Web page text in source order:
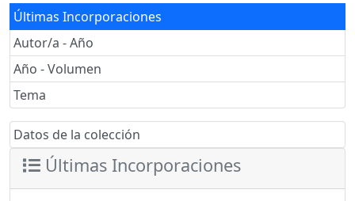
Últimas Incorporaciones
Autor/a - Año
Año - Volumen
Tema
Datos de la colección
Últimas Incorporaciones